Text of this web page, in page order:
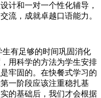
计和一对一个性化辅导，
流，成就卓越口语能力。
生有足够的时间巩固消化
用科学的方法为学生安排
牢固的。在快餐式学习的
一阶段应该注重稳扎基
的基础后，我们才会根据